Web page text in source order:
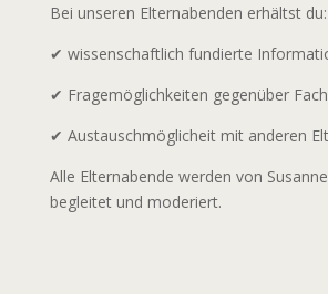
Bei unseren Elternabenden erhältst du:
✔ wissenschaftlich fundierte
✔ Fragemöglichkeiten gegenüber
✔ Austauschmöglicheit mit anderen
Alle Elternabende werden von
begleitet und moderiert.